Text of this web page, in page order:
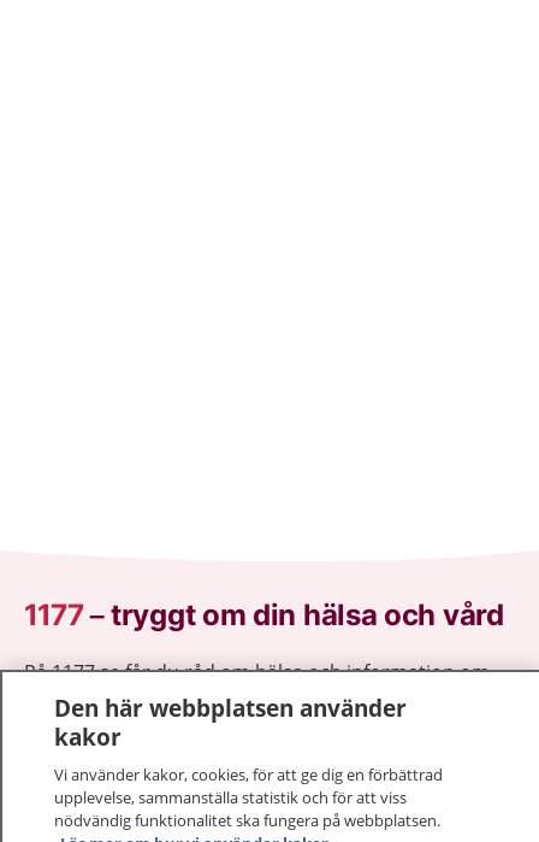
1177–tryggt om din hälsa och vård
På 1177.se får du råd om hälsa och information om
sjukdomar och vilka mottagningar du kan kontakta.
Logga in för att läsa din journal och göra dina
sjukvårdsrådgivning dygnet runt.
1177 ger dig råd när du vill må bättre.
Den här webbplatsen använder
kakor
Vi använder kakor, cookies, för att ge dig en förbättrad
upplevelse, sammanställa statistik och för att viss
nödvändig funktionalitet ska fungera på webbplatsen.